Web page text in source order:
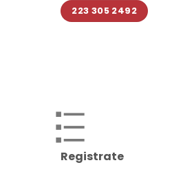
223 305 2492
Registrate